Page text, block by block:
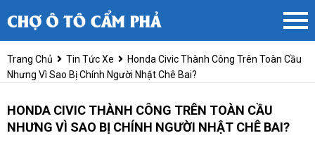
Trang Chủ Tin Tức Xe
Honda Civic Thành Công Trên Toàn Cầu
Nhưng Vì Sao Bị Chính Người Nhật Chê Bai?
HONDA CIVIC THÀNH CÔNG TRÊN TOÀN CẦU
NHƯNG VÌ SAO BỊ CHÍNH NGƯỜI NHẬT CHÊ BAI?